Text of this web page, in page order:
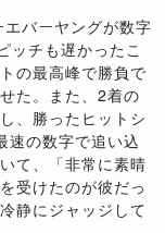
バーヤングが数字
ッチも遅かったこ
の最高峰で勝負で
た。また、2着の
、勝ったヒットシ
速の数字で追い込
て、「非常に素晴
受けたのが彼だっ
静にジャッジして